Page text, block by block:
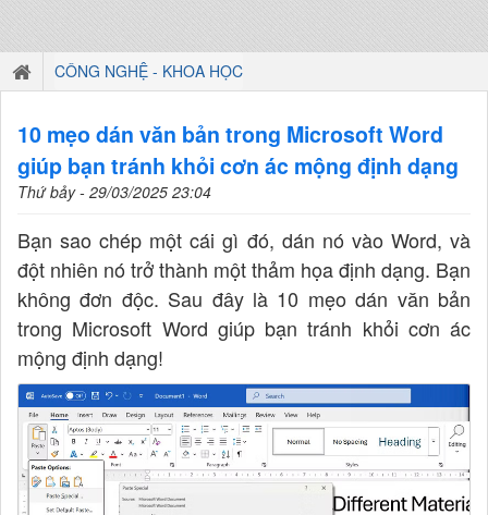
CÔNG NGHỆ - KHOA HỌC
10 mẹo dán văn bản trong Microsoft Word
giúp bạn tránh khỏi cơn ác mộng định dạng
Thứ bảy - 29/03/2025 23:04
Bạn sao chép một cái gì đó, dán nó vào Word, và
đột nhiên nó trở thành một thảm họa định dạng. Bạn
không đơn độc. Sau đây là 10 mẹo dán văn bản
trong Microsoft Word giúp bạn tránh khỏi cơn ác
mộng định dạng!